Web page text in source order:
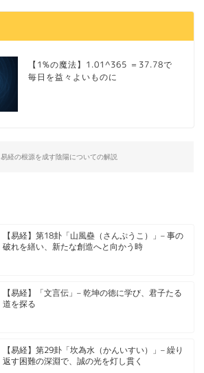
【1%の魔法】1.01^365 ＝37.78で
毎日を益々よいものに
易経の根源を成す陰陽についての解説
【易経】第18卦「山風蠱（さんぷうこ）」– 事の
破れを繕い、新たな創造へと向かう時
【易経】「文言伝」– 乾坤の徳に学び、君子たる
道を探る
【易経】第29卦「坎為水（かんいすい）」– 繰り
返す困難の深淵で、誠の光を灯し貫く